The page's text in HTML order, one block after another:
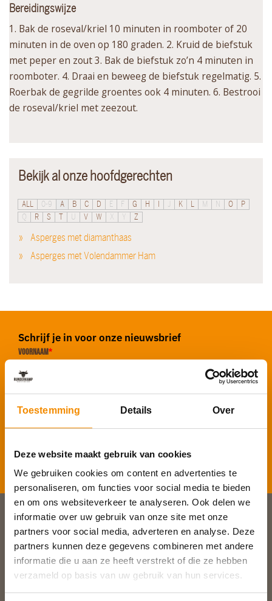
Toestemming Details Over
Deze website maakt gebruik van cookies
We gebruiken cookies om content en advertenties te
personaliseren, om functies voor social media te bieden
en om ons websiteverkeer te analyseren. Ook delen we
informatie over uw gebruik van onze site met onze
partners voor social media, adverteren en analyse. Deze
partners kunnen deze gegevens combineren met andere
informatie die u aan ze heeft verstrekt of die ze hebben
verzameld op basis van uw gebruik van hun services.
Bereidingswijze
1. Bak de roseval/kriel 10 minuten in roomboter of 20
minuten in de oven op 180 graden. 2. Kruid de biefstuk
met peper en zout 3. Bak de biefstuk zo’n 4 minuten in
roomboter. 4. Draai en beweeg de biefstuk regelmatig. 5.
Roerbak de gegrilde groentes ook 4 minuten. 6. Bestrooi
de roseval/kriel met zeezout.
Bekijk al onze hoofdgerechten
ALL 0-9 A B C D E F G H J K L M N O
P
Q
R S U V W X Y Z
Asperges met diamanthaas
Asperges met Volendammer Ham
Schrijf je in voor onze nieuwsbrief
Voornaam*
Slagerij van Baar
Burg. Van Baarstraat 10
1131 WT Volendam
T:0299 - 363312
E:info@runderkamp.nl